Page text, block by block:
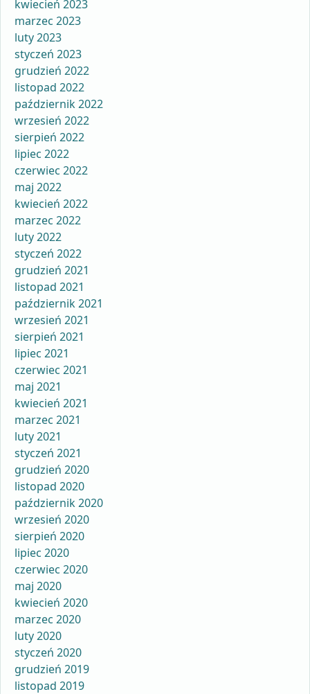
kwiecień 2023
marzec 2023
luty 2023
styczeń 2023
grudzień 2022
listopad 2022
październik 2022
wrzesień 2022
sierpień 2022
lipiec 2022
czerwiec 2022
maj 2022
kwiecień 2022
marzec 2022
luty 2022
styczeń 2022
grudzień 2021
listopad 2021
październik 2021
wrzesień 2021
sierpień 2021
lipiec 2021
czerwiec 2021
maj 2021
kwiecień 2021
marzec 2021
luty 2021
styczeń 2021
grudzień 2020
listopad 2020
październik 2020
wrzesień 2020
sierpień 2020
lipiec 2020
czerwiec 2020
maj 2020
kwiecień 2020
marzec 2020
luty 2020
styczeń 2020
grudzień 2019
listopad 2019